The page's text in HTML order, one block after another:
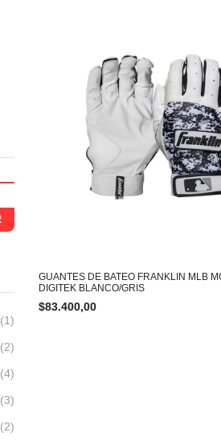
(1)
(2)
(4)
(3)
(2)
GUANTES DE BATEO FRANKLIN MLB
DIGITEK BLANCO/GRIS
$83.400,00